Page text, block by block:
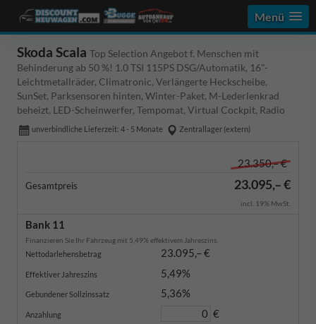
Menü
Skoda Scala Top Selection Angebot f. Menschen mit
Behinderung ab 50 %! 1.0 TSI 115PS DSG/Automatik, 16"-
Leichtmetallräder, Climatronic, Verlängerte Heckscheibe,
SunSet, Parksensoren hinten, Winter-Paket, M-Lederlenkrad
beheizt, LED-Scheinwerfer, Tempomat, Virtual Cockpit, Radio
unverbindliche Lieferzeit: 4 - 5 Monate Zentrallager (extern)
23.350,– €
Gesamtpreis 23.095,– €
incl. 19% MwSt.
Bank 11
Finanzieren Sie Ihr Fahrzeug mit 5,49% effektivem Jahreszins.
Nettodarlehensbetrag
23.095,– €
Effektiver Jahreszins 5,49%
Gebundener Sollzinssatz 5,36%
Anzahlung €